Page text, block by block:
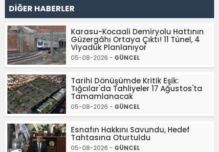
DİĞER HABERLER
Karasu-Kocaali Demiryolu Hattının
Güzergâhı Ortaya Çıktı! 11 Tünel, 4
Viyadük Planlanıyor
05-08-2026 - GÜNCEL
Tarihi Dönüşümde Kritik Eşik:
Tığcılar'da Tahliyeler 17 Ağustos'ta
Tamamlanacak
05-08-2026 - GÜNCEL
Esnafın Hakkını Savundu, Hedef
Tahtasına Oturtuldu
05-08-2026 - GÜNCEL